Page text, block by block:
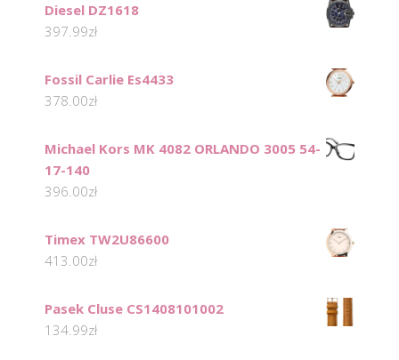
Diesel DZ1618
397.99zł
Fossil Carlie Es4433
378.00zł
Michael Kors MK 4082 ORLANDO 3005 54-
17-140
396.00zł
Timex TW2U86600
413.00zł
Pasek Cluse CS1408101002
134.99zł